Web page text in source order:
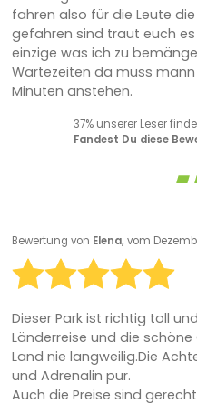
fahren also für die Leute
gefahren sind traut euch
einzige was ich zu
Wartezeiten da muss
Minuten anstehen.
37% unserer Leser
Fandest Du diese
Bewertung von Elena,vom
Dieser Park ist richtig toll
Länderreise und die
Land nie langweilig.Die
und Adrenalin pur.
Auch die Preise sind